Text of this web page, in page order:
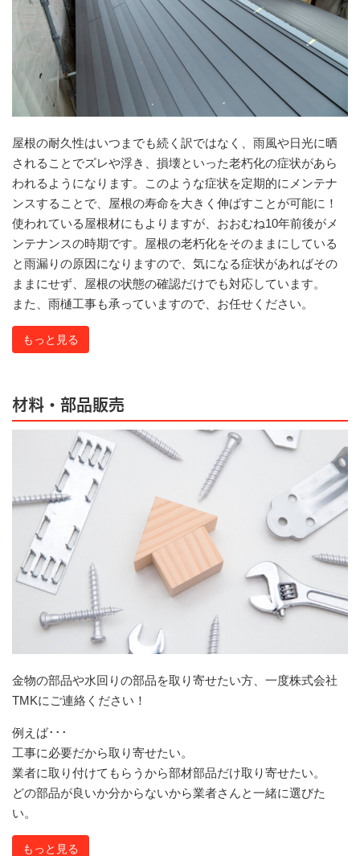
屋根の耐久性はいつまでも続く訳ではなく、雨風や日光に晒
されることでズレや浮き、損壊といった老朽化の症状があら
われるようになります。このような症状を定期的にメンテナ
ンスすることで、屋根の寿命を大きく伸ばすことが可能に！
使われている屋根材にもよりますが、おおむね10年前後がメ
ンテナンスの時期です。屋根の老朽化をそのままにしている
と雨漏りの原因になりますので、気になる症状があればその
ままにせず、屋根の状態の確認だけでも対応しています。
また、雨樋工事も承っていますので、お任せください。
もっと見る
材料・部品販売
金物の部品や水回りの部品を取り寄せたい方、一度株式会社
TMKにご連絡ください！
例えば･･･
工事に必要だから取り寄せたい。
業者に取り付けてもらうから部材部品だけ取り寄せたい。
どの部品が良いか分からないから業者さんと一緒に選びた
い。
もっと見る